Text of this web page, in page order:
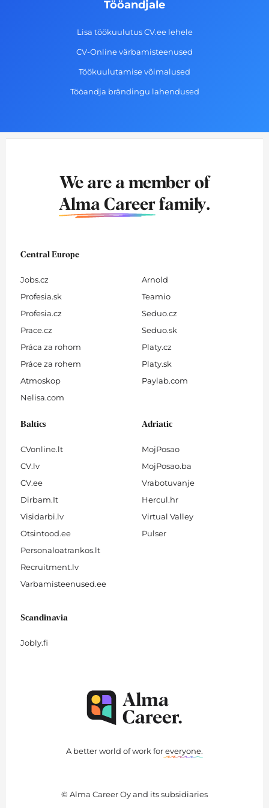
Tööandjale
Lisa töökuulutus CV.ee lehele
CV-Online värbamisteenused
Töökuulutamise võimalused
Tööandja brändingu lahendused
We are a member of
Alma Career family.
Central Europe
Jobs.cz
Profesia.sk
Profesia.cz
Prace.cz
Práca za rohom
Práce za rohem
Atmoskop
Nelisa.com
Arnold
Teamio
Seduo.cz
Seduo.sk
Platy.cz
Platy.sk
Paylab.com
Baltics
CVonline.lt
CV.lv
CV.ee
Dirbam.It
Visidarbi.lv
Otsintood.ee
Personaloatrankos.lt
Recruitment.lv
Varbamisteenused.ee
Adriatic
MojPosao
MojPosao.ba
Vrabotuvanje
Hercul.hr
Virtual Valley
Pulser
Scandinavia
Jobly.fi
A better world of work foreveryone.
© Alma Career Oy and its subsidiaries